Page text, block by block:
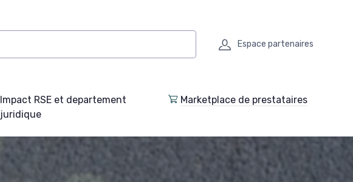
Espace partenaires
Impact RSE et departement
juridique
Marketplace de prestataires